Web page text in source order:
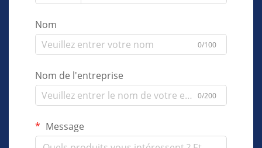
Nom
0/100
Nom de l'entreprise
0/200
Message